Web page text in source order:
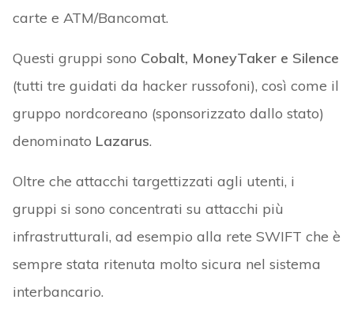
carte e ATM/Bancomat.
Questi gruppi sono Cobalt, MoneyTaker e Silence
(tutti tre guidati da hacker russofoni), così come il
gruppo nordcoreano (sponsorizzato dallo stato)
denominato Lazarus.
Oltre che attacchi targettizzati agli utenti, i
gruppi si sono concentrati su attacchi più
infrastrutturali, ad esempio alla rete SWIFT che è
sempre stata ritenuta molto sicura nel sistema
interbancario.